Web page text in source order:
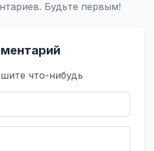
Будьте первым!
что-нибудь